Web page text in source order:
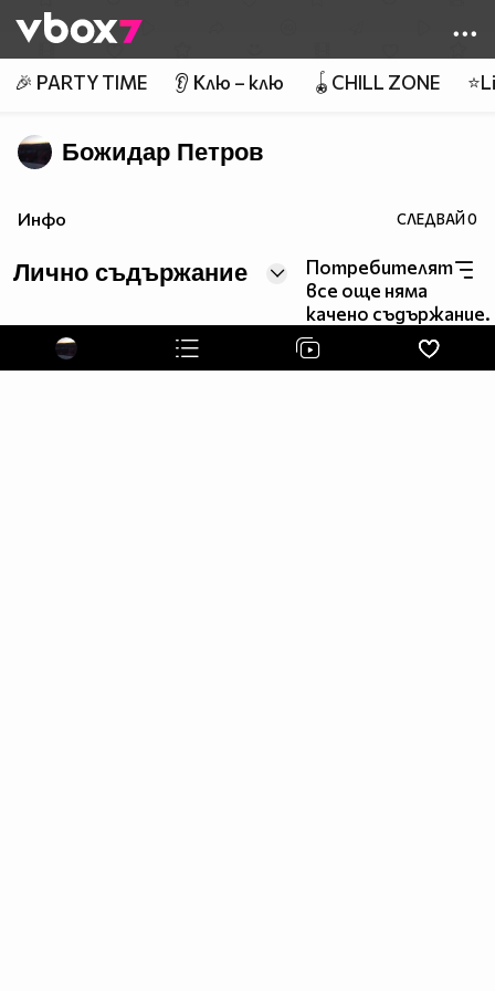
👾
🎉 PARTY TIME 👂 Клю – клю 🪀CHILL ZONE
Божидар Петров
Инфо СЛЕДВАЙ0
Лично съдържание
Потребителят
все още няма
качено съдържание.